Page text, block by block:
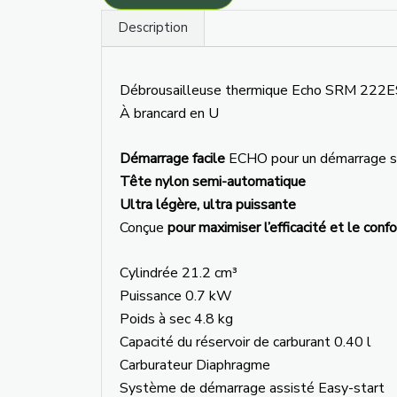
Description
Débrousailleuse thermique Echo SRM
À brancard en U
Démarrage facile ECHO pour un démarrage
Tête nylon semi-automatique
Ultra légère, ultra puissante
Conçuepour maximiser l’efficacité et le
Cylindrée 21.2 cm³
Puissance 0.7 kW
Poids à sec 4.8 kg
Capacité du réservoir de carburant 0.40 l
Carburateur Diaphragme
Système de démarrage assisté Easy-start